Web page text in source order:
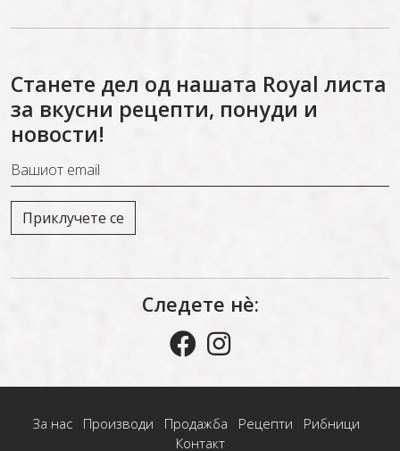
Станете дел од нашата Royal листа
за вкусни рецепти, понуди и
новости!
Следете нѐ:
За нас Производи Продажба Рецепти
Рибници
Контакт